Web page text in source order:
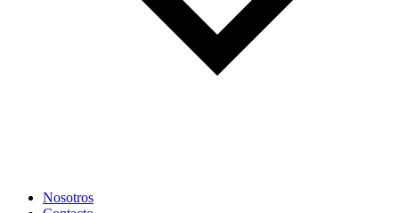
Nosotros